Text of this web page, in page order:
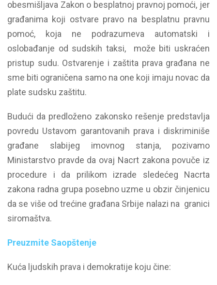
obesmišljava Zakon o besplatnoj pravnoj pomoći, jer
građanima koji ostvare pravo na besplatnu pravnu
pomoć, koja ne podrazumeva automatski i
oslobađanje od sudskih taksi, može biti uskraćen
pristup sudu. Ostvarenje i zaštita prava građana ne
sme biti ograničena samo na one koji imaju novac da
plate sudsku zaštitu.
Budući da predloženo zakonsko rešenje predstavlja
povredu Ustavom garantovanih prava i diskriminiše
građane slabijeg imovnog stanja, pozivamo
Ministarstvo pravde da ovaj Nacrt zakona povuče iz
procedure i da prilikom izrade sledećeg Nacrta
zakona radna grupa posebno uzme u obzir činjenicu
da se više od trećine građana Srbije nalazi na granici
siromaštva.
Preuzmite Saopštenje
Kuća ljudskih prava i demokratije koju čine: